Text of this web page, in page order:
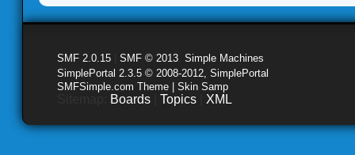
SMF 2.0.15 SMF © 2013 Simple Machines
SimplePortal 2.3.5 © 2008-2012, SimplePortal
SMFSimple.com Theme | Skin Samp
Boards Topics XML